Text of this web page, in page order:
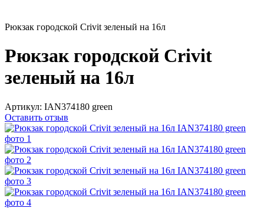
Рюкзак городской Crivit зеленый на 16л
Рюкзак городской Crivit
зеленый на 16л
Артикул: IAN374180 green
Оставить отзыв